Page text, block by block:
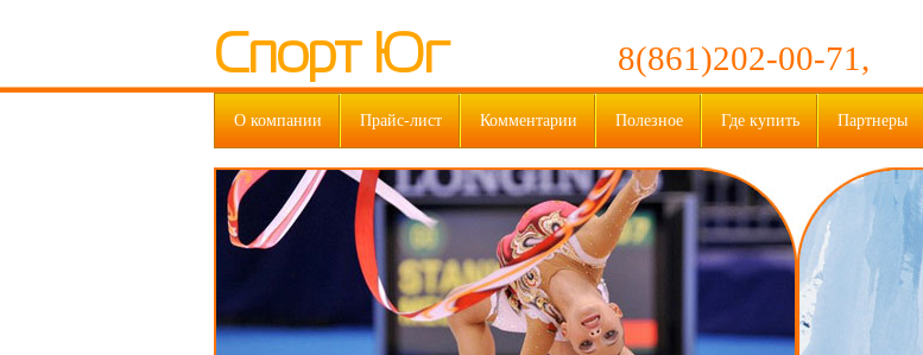
Спорт Юг 8(861)202-00-71,
О компании Прайс-лист Комментарии Полезное Где купить Партнеры